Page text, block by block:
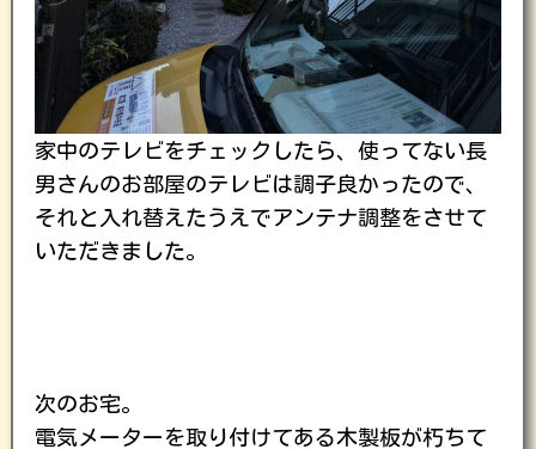
家中のテレビをチェックしたら、使ってない長
男さんのお部屋のテレビは調子良かったので、
それと入れ替えたうえでアンテナ調整をさせて
いただきました。
次のお宅。
電気メーターを取り付けてある木製板が朽ちて